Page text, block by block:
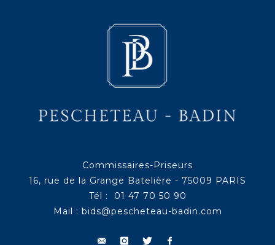
Commissaires-Priseurs
16, rue de la Grange Batelière - 75009 PARIS
Tél : 01 47 70 50 90
Mail : bids@pescheteau-badin.com